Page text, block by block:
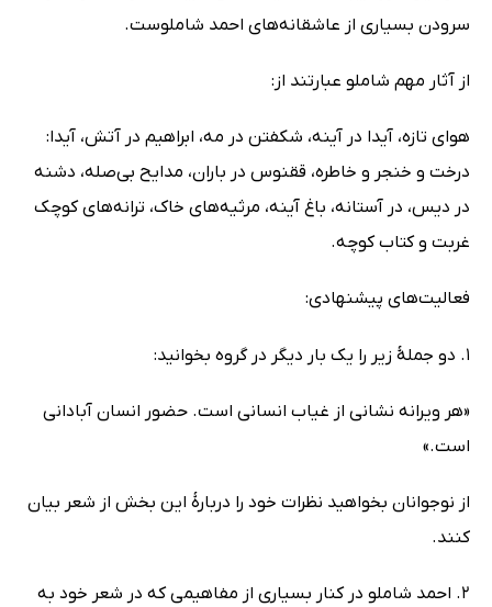
سرودن بسیاری از عاشقانه‌های احمد شاملوست.
از آثار مهم شاملو عبارتند از:
هوای تازه، آیدا در آینه، شکفتن در مه، ابراهیم در آتش، آیدا:
درخت و خنجر و خاطره، ققنوس در باران، مدایح بی‌صله، دشنه
در دیس، در آستانه، باغ آینه، مرثیه‌های خاک، ترانه‌های کوچک
غربت و کتاب کوچه.
فعالیت‌های پیشنهادی:
1. دو جملۀ زیر را یک بار دیگر در گروه بخوانید:
«هر ویرانه نشانی از غیاب انسانی است. حضور انسان آبادانی
است.»
از نوجوانان بخواهید نظرات خود را دربارۀ این بخش از شعر بیان
کنند.
2. احمد شاملو در کنار بسیاری از مفاهیمی که در شعر خود به